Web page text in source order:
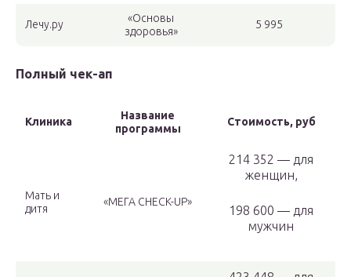
Лечу.ру
«Основы
здоровья»
5 995
Полный чек-ап
Клиника
Название
программы
Стоимость, руб
Мать и
дитя
«МЕГА CHECK-UP»
214 352 — для
женщин,
198 600 — для
мужчин